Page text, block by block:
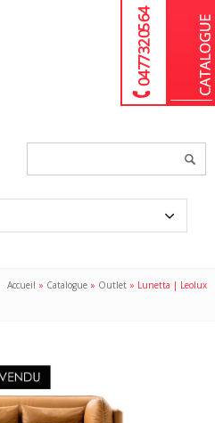
04 77 32 05 64
Accueil » Catalogue » Outlet » Lunetta | Leolux